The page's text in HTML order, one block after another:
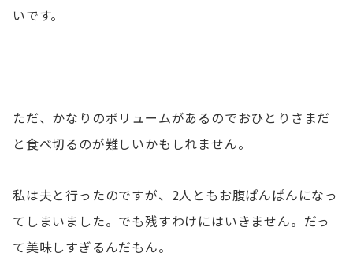
いです。
ただ、かなりのボリュームがあるのでおひとりさまだ
と食べ切るのが難しいかもしれません。
私は夫と行ったのですが、2人ともお腹ぱんぱんになっ
てしまいました。でも残すわけにはいきません。だっ
て美味しすぎるんだもん。